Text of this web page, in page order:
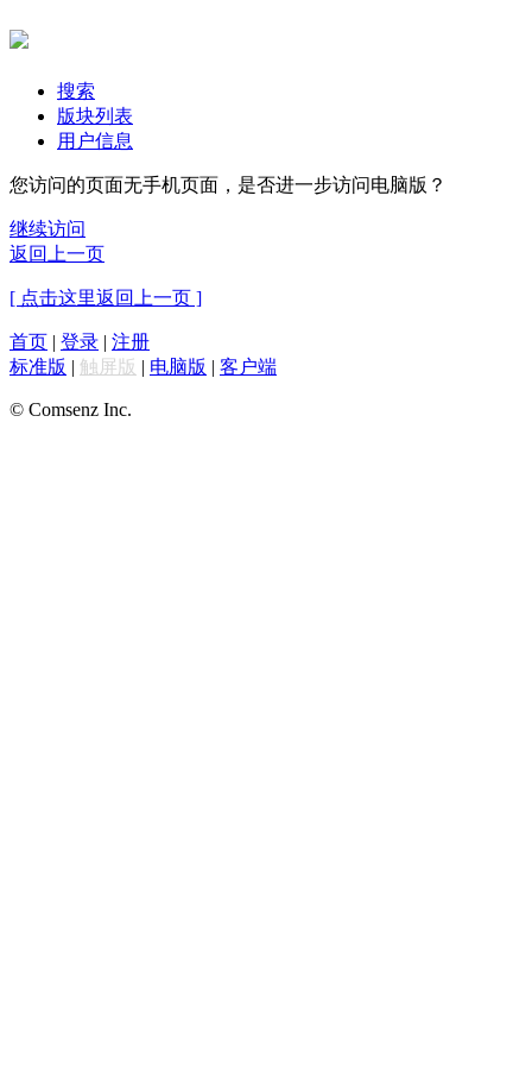
搜索
版块列表
用户信息
您访问的页面无手机页面，是否进一步访问电脑版？
继续访问
返回上一页
[ 点击这里返回上一页 ]
首页 | 登录 | 注册
标准版 | 触屏版 | 电脑版 | 客户端
© Comsenz Inc.